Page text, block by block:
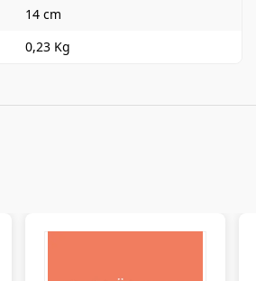
14 cm
0,23 Kg